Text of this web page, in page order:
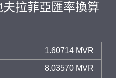
拉菲亞匯率換算
1.60714 MVR
8.03570 MVR